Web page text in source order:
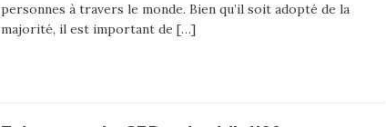
personnes à travers le monde. Bien qu’il soit adopté de la
majorité, il est important de […]